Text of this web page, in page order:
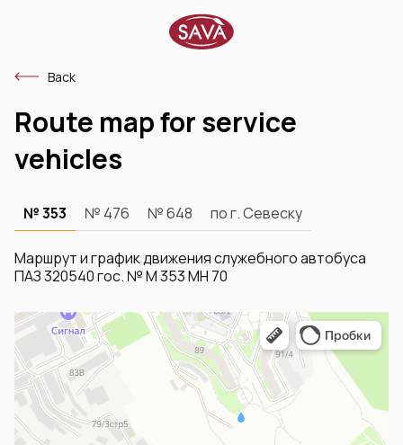
Back
Route map for service
vehicles
№ 353 № 476 № 648 по г. Севеску
Маршрут и график движения служебного автобуса
ПАЗ 320540 гос. № М 353 МН 70